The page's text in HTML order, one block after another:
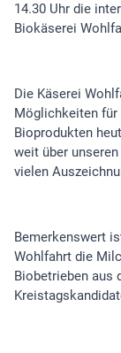
14.30 Uhr die
Biokäserei
Die Käserei
Möglichkeiten für
Bioprodukten
weit über
vielen
Bemerkenswert
Wohlfahrt die
Biobetrieben aus